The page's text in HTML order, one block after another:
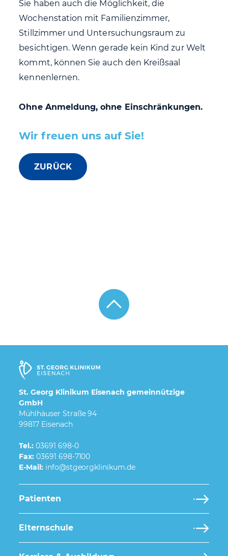
Sie haben auch die Möglichkeit, die
Wochenstation mit Familienzimmer,
Stillzimmer und Untersuchungsraum zu
besichtigen. Wenn gerade kein Kind zur Welt
kommt, können Sie auch den Kreißsaal
kennenlernen.
Ohne Anmeldung, ohne Einschränkungen.
Wir freuen uns auf Sie!
ZURÜCK
St. Georg Klinikum Eisenach gemeinnützige
GmbH
Mühlhäuser Straße 94
99817 Eisenach
Tel.: 03691 698-0
Fax: 03691 698-7100
E-Mail:
Patienten
Elternschule